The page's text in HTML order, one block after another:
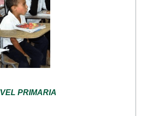
PRIMARIA